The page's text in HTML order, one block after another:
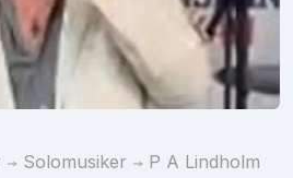
Solomusiker P A Lindholm